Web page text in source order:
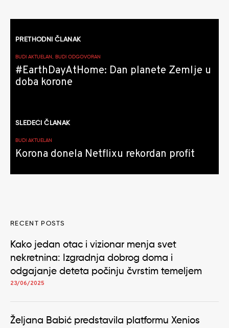
članaka
PRETHODNI ČLANAK
BUDI AKTUELAN, BUDI ODGOVORAN
#EarthDayAtHome: Dan planete Zemlje u
doba korone
SLEDEĆI ČLANAK
BUDI AKTUELAN
Korona donela Netflixu rekordan profit
RECENT POSTS
Kako jedan otac i vizionar menja svet
nekretnina: Izgradnja dobrog doma i
odgajanje deteta počinju čvrstim temeljem
23/06/2025
Željana Babić predstavila platformu Xenios